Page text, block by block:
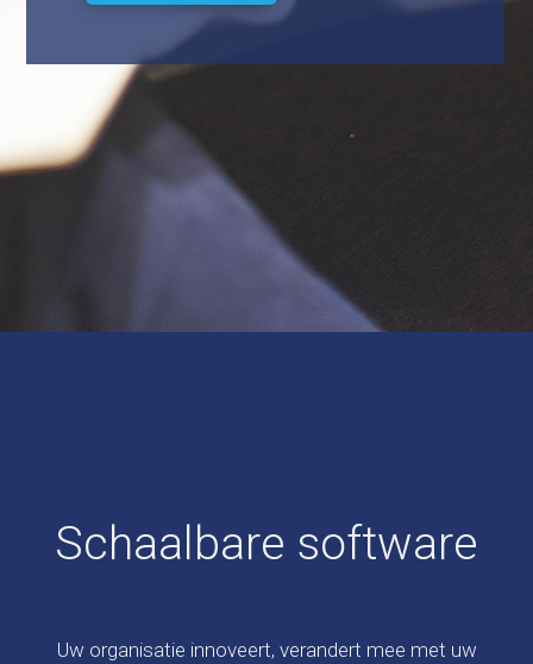
Schaalbare software
Uw organisatie innoveert, verandert mee met uw